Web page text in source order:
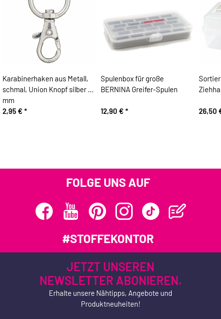
Karabinerhaken aus Metall,
schmal, Union Knopf silber 20
mm
2,95 € *
Spulenbox für große
BERNINA Greifer-Spulen
12,90 € * 26,50
FOLGE UNS AUF
#STOFFEKONTOR
JETZT UNSEREN
NEWSLETTER ABONIEREN.
Erhalte unsere Nähtipps, Angebote und
Produktneuheiten!